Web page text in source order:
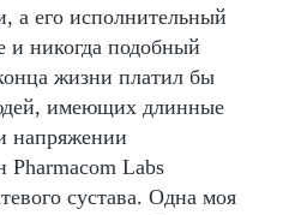
а его исполнительный
и никогда подобный
жизни платил бы
имеющих длинные
напряжении
Pharmacom Labs
сустава. Одна моя